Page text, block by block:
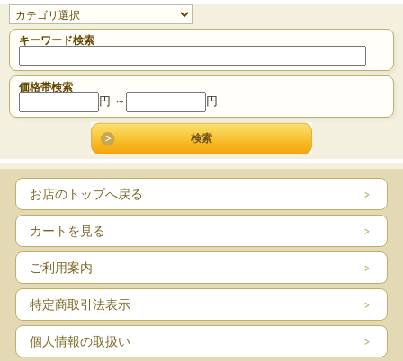
キーワード検索
価格帯検索
円 ～ 円
お店のトップへ戻る
カートを見る
ご利用案内
特定商取引法表示
個人情報の取扱い